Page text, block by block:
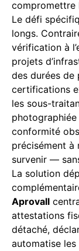
compromettre
Le défi
longs.
vérification à
projets
des durées de
certifications
les sous-
conformité
précisément à
survenir —
La solution
Aprovall
attestations
détaché,
automatise